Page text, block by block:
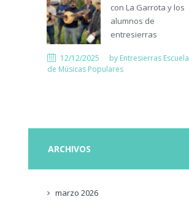
con La Garrota y los
alumnos de
entresierras
12/12/2025 by Entresierras Escuela
de Músicas Populares
ARCHIVOS
marzo 2026